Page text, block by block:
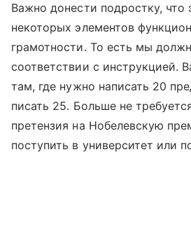
Важно донести подростку, что
некоторых элементов
грамотности. То есть мы
соответствии с инструкцией.
там, где нужно написать 20
писать 25. Больше не
претензия на Нобелевскую
поступить в университет или